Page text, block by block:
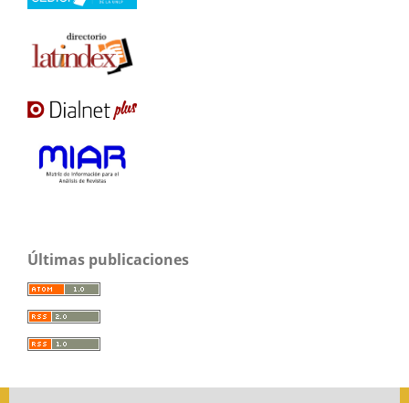
Últimas publicaciones